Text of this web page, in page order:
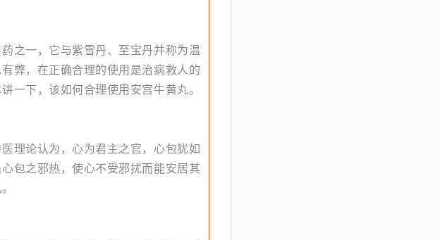
之一，它与紫雪丹、至宝丹并称为温
弊，在正确合理的使用是治病救人的
一下，该如何合理使用安宫牛黄丸。
理论认为，心为君主之官，心包犹如
包之邪热，使心不受邪扰而能安居其